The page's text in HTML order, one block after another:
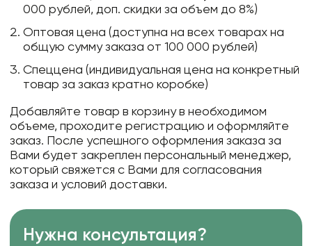
000 рублей, доп. скидки за объем до 8%)
Оптовая цена (доступна на всех товарах на
общую сумму заказа от 100 000 рублей)
Спеццена (индивидуальная цена на конкретный
товар за заказ кратно коробке)
Добавляйте товар в корзину в необходимом
объеме, проходите регистрацию и оформляйте
заказ. После успешного оформления заказа за
Вами будет закреплен персональный менеджер,
который свяжется с Вами для согласования
заказа и условий доставки.
Нужна консультация?